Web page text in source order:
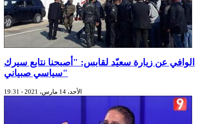
الوافي عن زيارة سعيّد لقابس: "أصبحنا نتابع سيرك
سياسي صبياني"
الأحد، 14 مارس، 2021 - 19:31